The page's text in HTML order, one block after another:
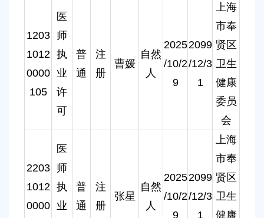
1203
1012
0000
105
医
师
执
业
许
可
普
通
注
册
曹媛
自然
人
2025
/10/2
9
2099
/12/3
1
上海
市奉
贤区
卫生
健康
委员
会
2203
1012
0000
医
师
执
业
普
通
注
册
张星
自然
人
2025
/10/2
9
2099
/12/3
1
上海
市奉
贤区
卫生
健康